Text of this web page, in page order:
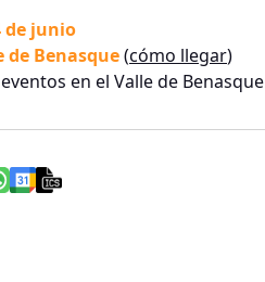
de junio
de Benasque(cómo llegar)
en el Valle de Benasque